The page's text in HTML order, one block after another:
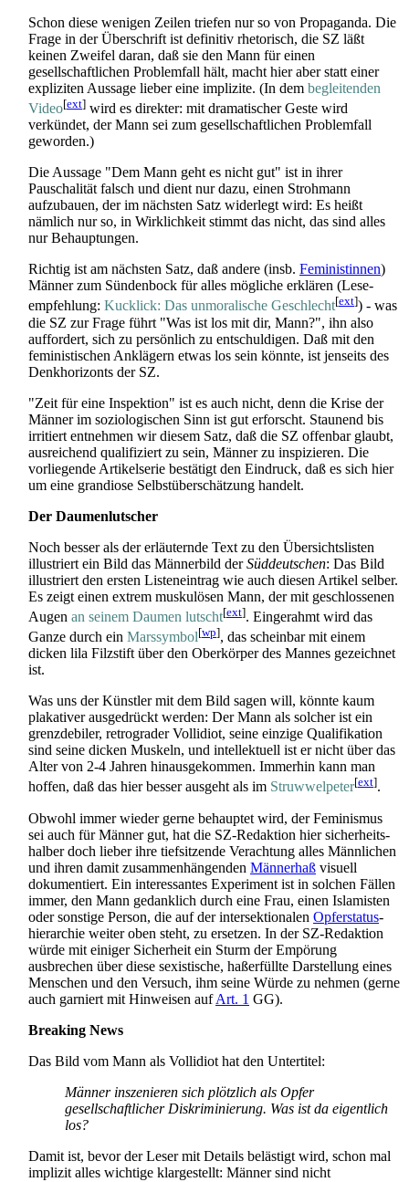
Schon diese wenigen Zeilen triefen nur so von Propaganda. Die
Frage in der Überschrift ist definitiv rhetorisch, die SZ läßt
keinen Zweifel daran, daß sie den Mann für einen
gesellschaftlichen Problemfall hält, macht hier aber statt einer
expliziten Aussage lieber eine implizite. (In dem begleitenden
Video[ext] wird es direkter: mit dramatischer Geste wird
verkündet, der Mann sei zum gesellschaftlichen Problemfall
geworden.)
Die Aussage "Dem Mann geht es nicht gut" ist in ihrer
Pauschalität falsch und dient nur dazu, einen Strohmann
aufzubauen, der im nächsten Satz widerlegt wird: Es heißt
nämlich nur so, in Wirklichkeit stimmt das nicht, das sind alles
nur Behauptungen.
Richtig ist am nächsten Satz, daß andere (insb. Feministinnen)
Männer zum Sündenbock für alles mögliche erklären (Lese­
empfehlung: Kucklick: Das unmoralische Geschlecht[ext]) - was
die SZ zur Frage führt "Was ist los mit dir, Mann?", ihn also
auffordert, sich zu persönlich zu entschuldigen. Daß mit den
feministischen Anklägern etwas los sein könnte, ist jenseits des
Denk­horizonts der SZ.
"Zeit für eine Inspektion" ist es auch nicht, denn die Krise der
Männer im soziologischen Sinn ist gut erforscht. Staunend bis
irritiert entnehmen wir diesem Satz, daß die SZ offenbar glaubt,
ausreichend qualifiziert zu sein, Männer zu inspizieren. Die
vorliegende Artikelserie bestätigt den Eindruck, daß es sich hier
um eine grandiose Selbst­über­schätzung handelt.
Der Daumenlutscher
Noch besser als der erläuternde Text zu den Übersichts­listen
illustriert ein Bild das Männerbild derSüddeutschen: Das Bild
illustriert den ersten Listen­eintrag wie auch diesen Artikel selber.
Es zeigt einen extrem muskulösen Mann, der mit geschlossenen
Augen an seinem Daumen lutscht[ext]. Eingerahmt wird das
Ganze durch ein Marssymbol[wp], das scheinbar mit einem
dicken lila Filzstift über den Oberkörper des Mannes gezeichnet
ist.
Was uns der Künstler mit dem Bild sagen will, könnte kaum
plakativer ausgedrückt werden: Der Mann als solcher ist ein
grenzdebiler, retrograder Vollidiot, seine einzige Qualifikation
sind seine dicken Muskeln, und intellektuell ist er nicht über das
Alter von 2-4 Jahren hinaus­gekommen. Immerhin kann man
hoffen, daß das hier besser ausgeht als im Struwwel­peter[ext].
Obwohl immer wieder gerne behauptet wird, der Feminismus
sei auch für Männer gut, hat die SZ-Redaktion hier sicherheits­
halber doch lieber ihre tiefsitzende Verachtung alles Männlichen
und ihren damit zusammen­hängenden Männerhaß visuell
dokumentiert. Ein interessantes Experiment ist in solchen Fällen
immer, den Mann gedanklich durch eine Frau, einen Islamisten
oder sonstige Person, die auf der inter­sektionalen Opferstatus­
hierarchie weiter oben steht, zu ersetzen. In der SZ-Redaktion
würde mit einiger Sicherheit ein Sturm der Empörung
ausbrechen über diese sexistische, haßerfüllte Darstellung eines
Menschen und den Versuch, ihm seine Würde zu nehmen (gerne
auch garniert mit Hinweisen aufArt. 1 GG).
Breaking News
Das Bild vom Mann als Vollidiot hat den Untertitel:
Männer inszenieren sich plötzlich als Opfer
gesellschaftlicher Diskriminierung. Was ist da eigentlich
los?
Damit ist, bevor der Leser mit Details belästigt wird, schon mal
implizit alles wichtige klargestellt: Männer sind nicht